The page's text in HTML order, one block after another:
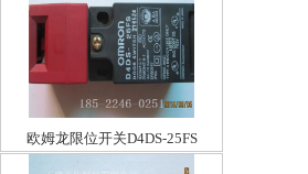
欧姆龙限位开关D4DS-25FS